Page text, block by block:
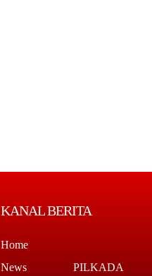
KANAL BERITA
Home
News
PILKADA